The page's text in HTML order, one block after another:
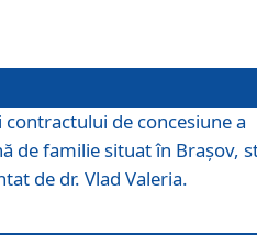
de concesiune a
de familie situat în Braşov,
de dr. Vlad Valeria.